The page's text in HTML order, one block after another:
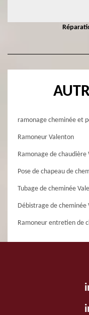
ramonage cheminée et
Ramoneur Valenton
Ramonage de chaudière
Pose de chapeau de
Tubage de cheminée
Débistrage de cheminée
Ramoneur entretien de